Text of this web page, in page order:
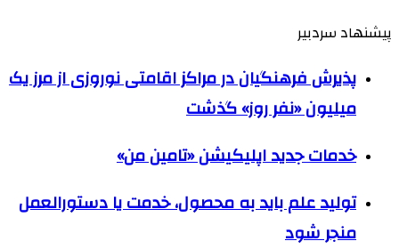
پیشنهاد سردبیر
پذیرش فرهنگیان در مراکز اقامتی نوروزی از مرز یک
میلیون «نفر روز» گذشت
خدمات جدید اپلیکیشن «تامین من»
تولید علم باید به محصول، خدمت یا دستورالعمل
منجر شود